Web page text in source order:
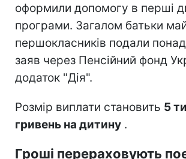
оформили допомогу в перші
програми. Загалом батьки
першокласників подали
заяв через Пенсійний фонд
додаток "Дія".
Розмір виплати становить 5
гривень на дитину .
Гроші перераховують